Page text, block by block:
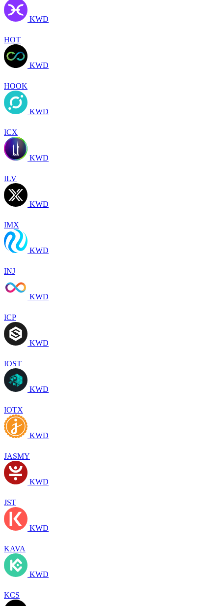
KWD
HOT
KWD
HOOK
KWD
ICX
KWD
ILV
KWD
IMX
KWD
INJ
KWD
ICP
KWD
IOST
KWD
IOTX
KWD
JASMY
KWD
JST
KWD
KAVA
KWD
KCS